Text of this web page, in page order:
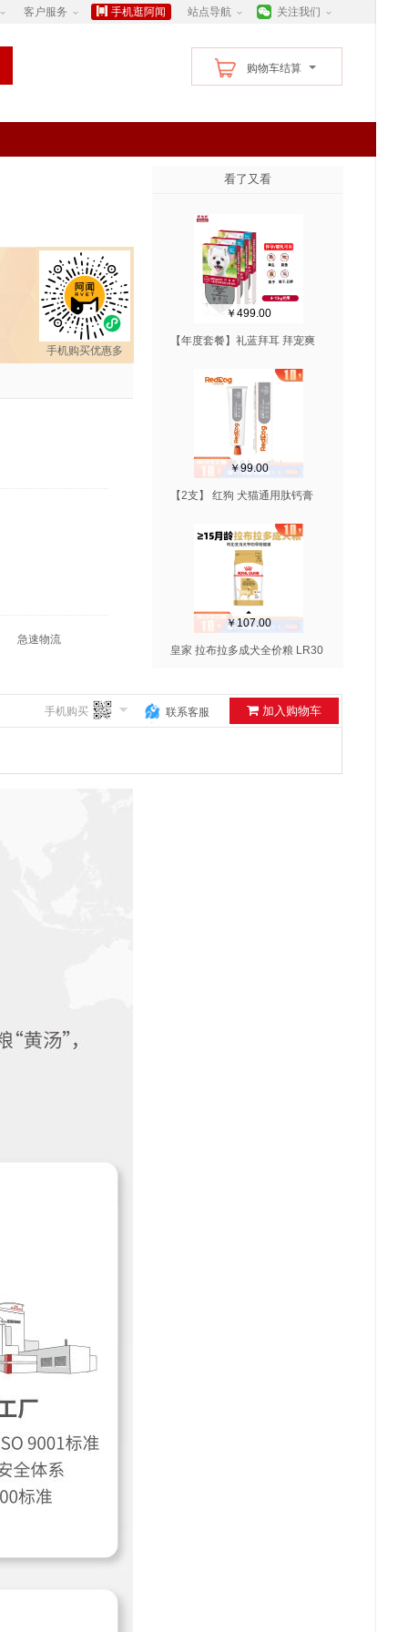
客户服务 手机逛阿闻 站点导航 关注我们
购物车结算
手机购买优惠多
急速物流
看了又看
￥499.00
【年度套餐】礼蓝拜耳 拜宠爽
盒 4支/盒
￥99.00
【2支】 红狗 犬猫通用肽钙膏
￥107.00
皇家 拉布拉多成犬全价粮 LR30
加入购物车
联系客服
手机购买